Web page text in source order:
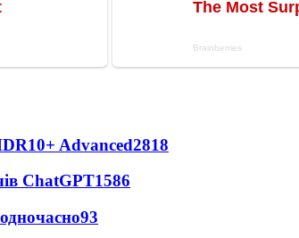
Advanced2818
ChatGPT1586
93